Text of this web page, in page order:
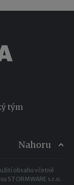
tým
Nahoru
obsahu včetně
STORMWARE s.r.o.